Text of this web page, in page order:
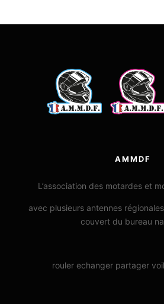
AMMDF
L’association des motardes et
avec plusieurs antennes
couvert du bureau
rouler echanger partager